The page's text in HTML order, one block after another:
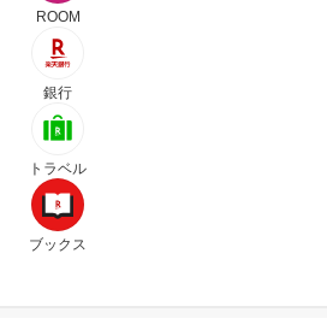
ROOM
銀行
トラベル
ブックス